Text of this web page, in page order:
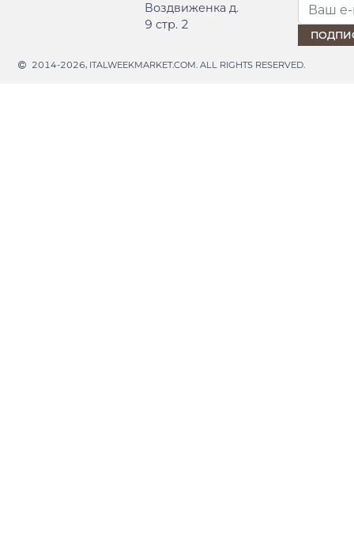
Воздвиженка д.
9 стр. 2
2014-2026, ITALWEEKMARKET.COM. ALL RIGHTS RESERVED.